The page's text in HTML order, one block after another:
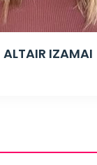
ALTAIR IZAMAI